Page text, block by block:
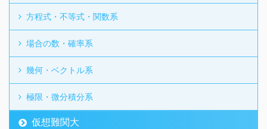
方程式・不等式・関数系
場合の数・確率系
幾何・ベクトル系
極限・微分積分系
仮想難関大